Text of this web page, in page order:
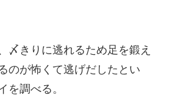
〆きりに逃れるため足を鍛え
のが怖くて逃げだしたとい
を調べる。